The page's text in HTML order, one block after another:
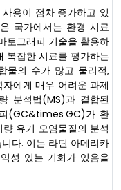
용이 점차 증가하고 있
국가에서는 환경 시료
토그래피 기술을 활용하
복잡한 시료를 평가하는
물의 수가 많고 물리적,
에게 매우 어려운 과제
분석법(MS)과 결합된
(GC&times GC)가 환
유기 오염물질의 분석
다. 이는 라틴 아메리카
성 있는 기회가 있음을